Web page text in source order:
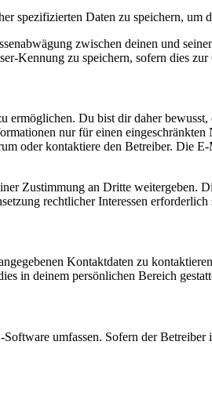
spezifizierten Daten zu speichern, um
zwischen deinen und
Kennung zu speichern, sofern dies
ermöglichen. Du bist dir daher
nur für einen
oder kontaktiere den Betreiber. Die
Zustimmung an Dritte weitergeben.
rechtlicher Interessen erforderlich
Kontaktdaten zu
in deinem persönlichen Bereich
umfassen. Sofern der